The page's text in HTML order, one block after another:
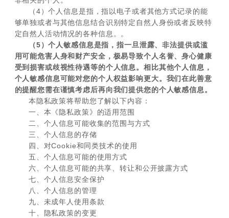
（4）个人信息是指，指以电子或者其他方式记录的能
够单独或者与其他信息结合识别特定自然人身份或者反映特
定自然人活动情况的各种信息。。
（5）个人敏感信息是指，指一旦泄露、非法提供或滥
用可能危害人身和财产安全，极易导致个人名誉、身心健康
受到损害或歧视性待遇等的个人信息。相比其他个人信息，
个人敏感信息可能对您的个人权益影响更大。我们在此善意
的提醒您需在谨慎考虑后再向我们提供您的个人敏感信息。
本隐私政策将帮助您了解以下内容：
一、本《隐私政策》的适用范围
二、个人信息可能收集的范围与方式
三、个人信息的存储
四、对Cookie和同类技术的使用
五、个人信息可能的使用方式
六、个人信息可能的共享、转让和公开披露方式
七、个人信息安全保护
八、个人信息的管理
九、未成年人使用条款
十、隐私政策的变更